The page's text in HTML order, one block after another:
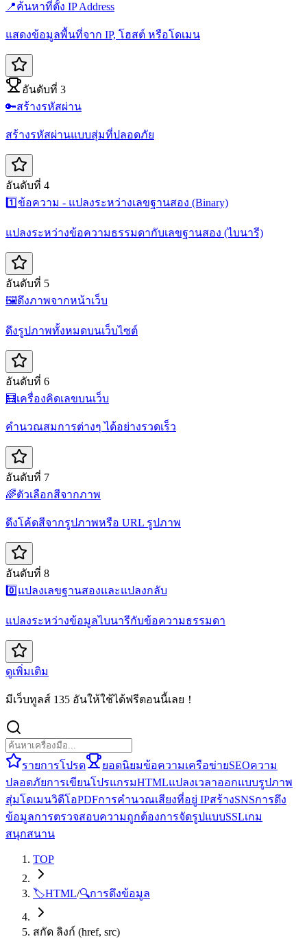
📍ค้นหาที่ตั้ง IP Address
แสดงข้อมูลพื้นที่จาก IP, โฮสต์ หรือโดเมน
อันดับที่ 3
🔑สร้างรหัสผ่าน
สร้างรหัสผ่านแบบสุ่มที่ปลอดภัย
อันดับที่ 4
1️⃣ข้อความ - แปลงระหว่างเลขฐานสอง (Binary)
แปลงระหว่างข้อความธรรมดากับเลขฐานสอง (ไบนารี)
อันดับที่ 5
🖼️ดึงภาพจากหน้าเว็บ
ดึงรูปภาพทั้งหมดบนเว็บไซต์
อันดับที่ 6
🧮เครื่องคิดเลขบนเว็บ
คำนวณสมการต่างๆ ได้อย่างรวดเร็ว
อันดับที่ 7
🌈ตัวเลือกสีจากภาพ
ดึงโค้ดสีจากรูปภาพหรือ URL รูปภาพ
อันดับที่ 8
0️⃣ แปลงเลขฐานสองและแปลงกลับ
แปลงระหว่างข้อมูลไบนารีกับข้อความธรรมดา
ดูเพิ่มเติม
มีเว็บทูลส์ 135 อันให้ใช้ได้ฟรีตอนนี้เลย！
รายการโปรด ยอดนิยมข้อความเครือข่ายSEOความ
ปลอดภัยการเขียนโปรแกรมHTMLแปลงเวลาออกแบบรูปภาพ
สุ่มโดเมนวิดีโอPDFการคำนวณเสียงที่อยู่ IPสร้างSNSการดึง
ข้อมูลการตรวจสอบความถูกต้องการจัดรูปแบบSSLเกม
สนุกสนาน
TOP
🏷️HTML/🔍การดึงข้อมูล
สกัด ลิงก์ (href, src)